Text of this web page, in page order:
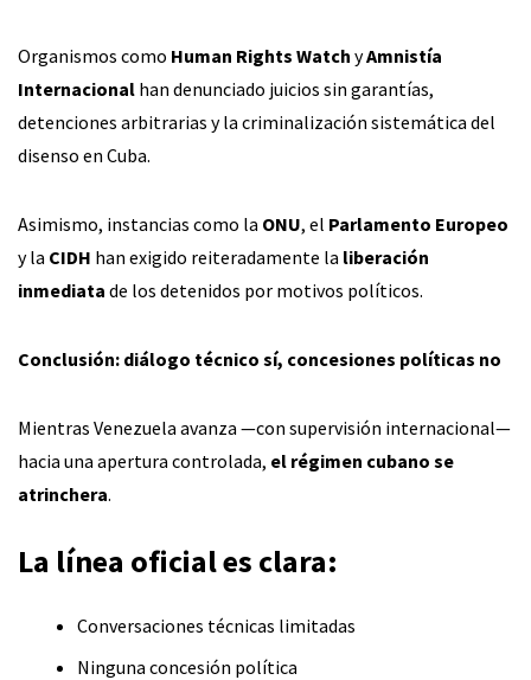
Organismos como Human Rights Watch yAmnistía
Internacional han denunciado juicios sin garantías,
detenciones arbitrarias y la criminalización sistemática del
disenso en Cuba.
Asimismo, instancias como la ONU, el Parlamento Europeo
y la CIDH han exigido reiteradamente la liberación
inmediata de los detenidos por motivos políticos.
Conclusión: diálogo técnico sí, concesiones políticas no
Mientras Venezuela avanza —con supervisión internacional—
hacia una apertura controlada, el régimen cubano se
atrinchera.
La línea oficial es clara:
Conversaciones técnicas limitadas
Ninguna concesión política